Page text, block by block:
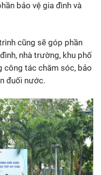
bảo vệ gia đình và
cũng sẽ góp phần
nhà trường, khu phố
công tác chăm sóc, bảo
đuối nước.